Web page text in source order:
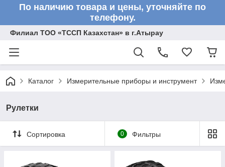
По наличию товара и цены, уточняйте по
телефону.
Филиал ТОО «ТССП Казахстан» в г.Атырау
Каталог Измерительные приборы и инструмент
Рулетки
Сортировка 0 Фильтры